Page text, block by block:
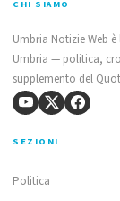
CHI SIAMO
Umbria Notizie Web
Umbria — politica,
supplemento del
SEZIONI
Politica